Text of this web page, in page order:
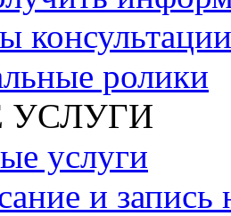
консультации
ролики
УСЛУГИ
услуги
и запись